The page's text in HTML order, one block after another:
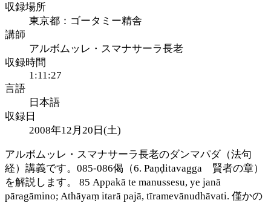
収録場所
東京都：ゴータミー精舎
講師
アルボムッレ・スマナサーラ長老
収録時間
1:11:27
言語
日本語
収録日
2008年12月20日(土)
アルボムッレ・スマナサーラ長老のダンマパダ（法句
経）講義です。085-086偈（6. Paṇḍitavagga 賢者の章）
を解説します。 85 Appakā te manussesu, ye janā
pāragāmino; Athāyaṃ itarā pajā, tīramevānudhāvati. 僅かの